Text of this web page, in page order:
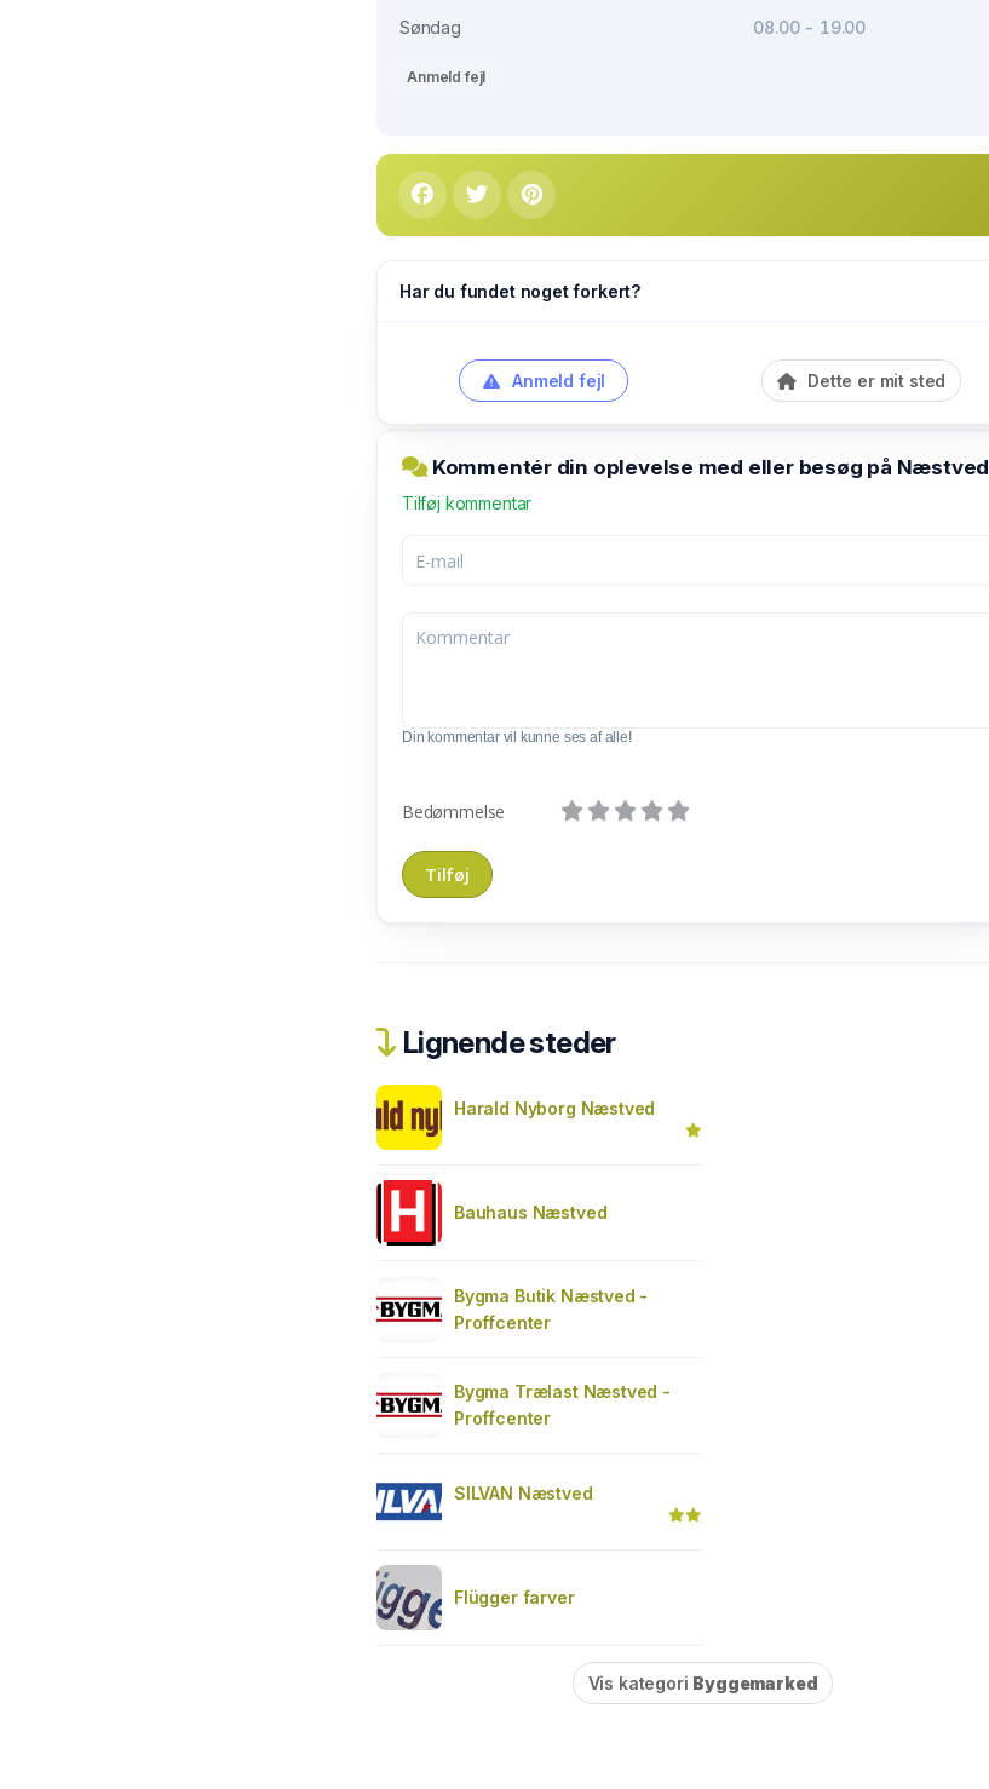
Søndag
08.00 - 19.00
Anmeld fejl
Har du fundet noget forkert?
Anmeld fejl Dette er mit sted
Kommentér din oplevelse med eller besøg på Næstved
Tilføj kommentar
Din kommentar vil kunne ses af alle!
Bedømmelse
Lignende steder
Harald Nyborg Næstved
Bauhaus Næstved
Bygma Butik Næstved -
Proffcenter
Bygma Trælast Næstved -
Proffcenter
SILVAN Næstved
Flügger farver
Vis kategori Byggemarked